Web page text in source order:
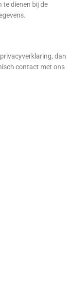
te dienen bij de
dan
contact met ons